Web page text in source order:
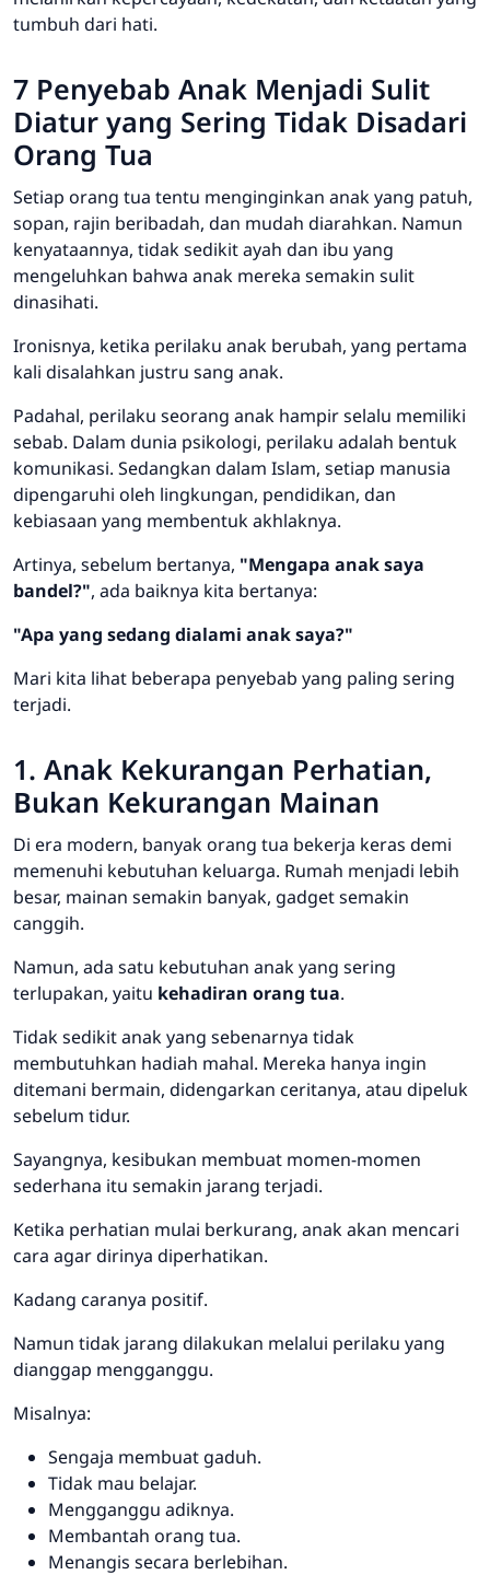
tumbuh dari hati.
7 Penyebab Anak Menjadi Sulit
Diatur yang Sering Tidak Disadari
Orang Tua
Setiap orang tua tentu menginginkan anak yang patuh,
sopan, rajin beribadah, dan mudah diarahkan. Namun
kenyataannya, tidak sedikit ayah dan ibu yang
mengeluhkan bahwa anak mereka semakin sulit
dinasihati.
Ironisnya, ketika perilaku anak berubah, yang pertama
kali disalahkan justru sang anak.
Padahal, perilaku seorang anak hampir selalu memiliki
sebab. Dalam dunia psikologi, perilaku adalah bentuk
komunikasi. Sedangkan dalam Islam, setiap manusia
dipengaruhi oleh lingkungan, pendidikan, dan
kebiasaan yang membentuk akhlaknya.
Artinya, sebelum bertanya, "Mengapa anak saya
bandel?", ada baiknya kita bertanya:
"Apa yang sedang dialami anak saya?"
Mari kita lihat beberapa penyebab yang paling sering
terjadi.
1. Anak Kekurangan Perhatian,
Bukan Kekurangan Mainan
Di era modern, banyak orang tua bekerja keras demi
memenuhi kebutuhan keluarga. Rumah menjadi lebih
besar, mainan semakin banyak, gadget semakin
canggih.
Namun, ada satu kebutuhan anak yang sering
terlupakan, yaitu kehadiran orang tua.
Tidak sedikit anak yang sebenarnya tidak
membutuhkan hadiah mahal. Mereka hanya ingin
ditemani bermain, didengarkan ceritanya, atau dipeluk
sebelum tidur.
Sayangnya, kesibukan membuat momen-momen
sederhana itu semakin jarang terjadi.
Ketika perhatian mulai berkurang, anak akan mencari
cara agar dirinya diperhatikan.
Kadang caranya positif.
Namun tidak jarang dilakukan melalui perilaku yang
dianggap mengganggu.
Misalnya:
Sengaja membuat gaduh.
Tidak mau belajar.
Mengganggu adiknya.
Membantah orang tua.
Menangis secara berlebihan.